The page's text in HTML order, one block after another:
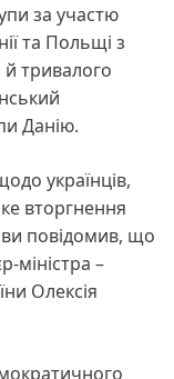
за участю
та Польщі з
тривалого
Данію.
українців,
вторгнення
повідомив, що
міністра –
Олексія